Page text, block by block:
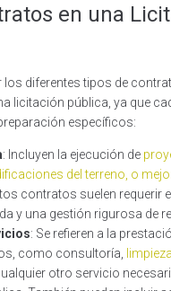
en una
diferentes tipos de
licitación pública, ya que
específicos:
: Incluyen la ejecución de
del terreno, o
contratos suelen requerir
y una gestión rigurosa de
: Se refieren a la
como consultoría,
impieza
otro servicio